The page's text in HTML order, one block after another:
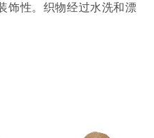
饰性。织物经过水洗和漂